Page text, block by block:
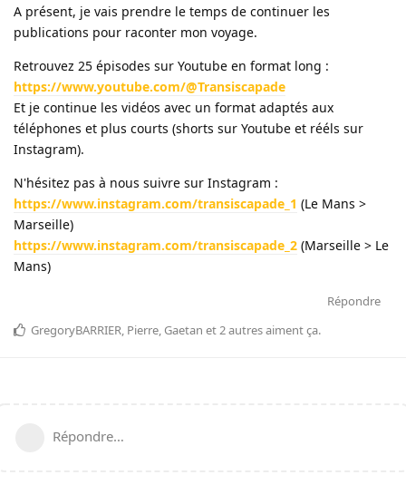
A présent, je vais prendre le temps de continuer les
publications pour raconter mon voyage.
Retrouvez 25 épisodes sur Youtube en format long :
https://www.youtube.com/@Transiscapade
Et je continue les vidéos avec un format adaptés aux
téléphones et plus courts (shorts sur Youtube et rééls sur
Instagram).
N'hésitez pas à nous suivre sur Instagram :
https://www.instagram.com/transiscapade_1 (Le Mans >
Marseille)
https://www.instagram.com/transiscapade_2 (Marseille > Le
Mans)
Répondre
GregoryBARRIER, Pierre, Gaetan et2autresaiment ça.
Répondre…